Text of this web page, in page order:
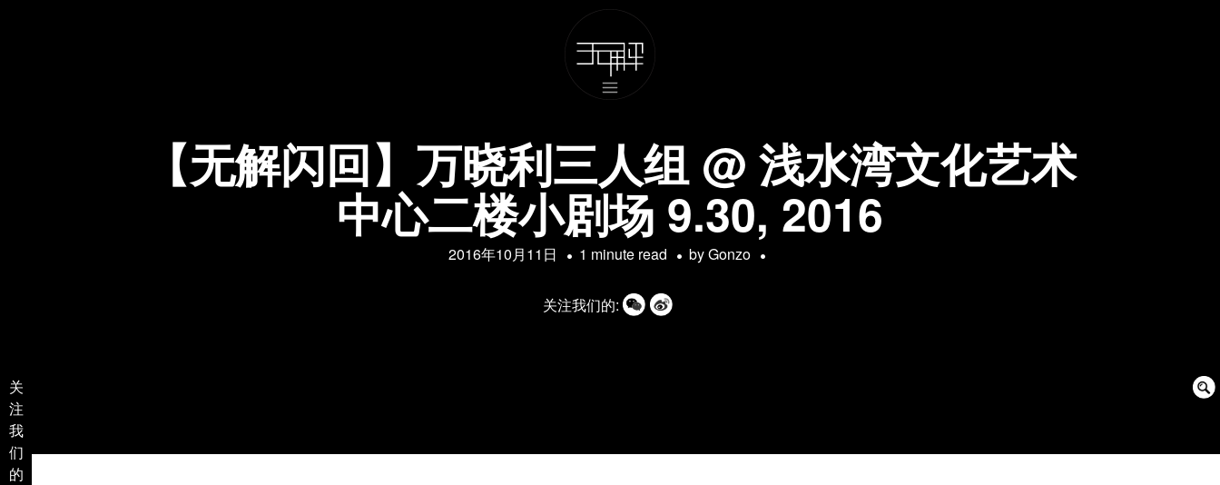
关
注
我
们
的
【无解闪回】万晓利三人组 @ 浅水湾文化艺术
中心二楼小剧场 9.30, 2016
2016年10月11日 1 minute read byGonzo
关注我们的: